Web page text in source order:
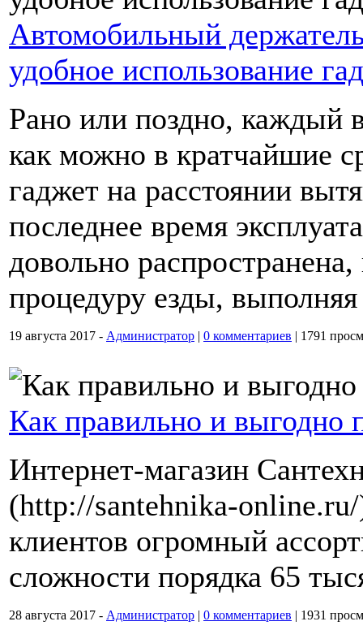
Автомобильный
удобное использование
Рано или поздно, каждый
как можно в кратчайшие
гаджет на расстоянии
последнее время
довольно
процедуру езды, выполняя
19 августа 2017 - Администратор | 0 комментариев | 1791
Как правильно и выгодно
Интернет-магазин
(http://santehnika-
клиентов огромный
сложности порядка 65
28 августа 2017 - Администратор | 0 комментариев | 1931